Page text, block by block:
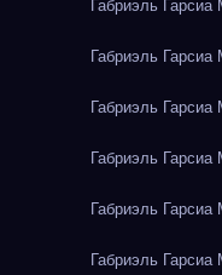
Габриэль
Габриэль
Габриэль
Габриэль
Габриэль
Габриэль